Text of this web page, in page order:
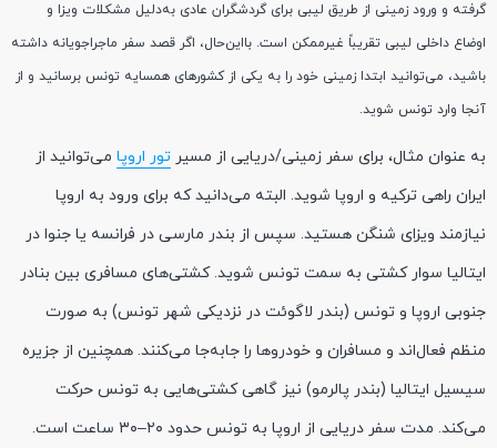
گرفته و ورود زمینی از طریق لیبی برای گردشگران عادی به‌دلیل مشکلات ویزا و
اوضاع داخلی لیبی تقریباً غیرممکن است. بااین‌حال، اگر قصد سفر ماجراجویانه داشته
باشید، می‌توانید ابتدا زمینی خود را به یکی از کشورهای همسایه تونس برسانید و از
آنجا وارد تونس شوید.
به عنوان مثال، برای سفر زمینی/دریایی از مسیر تور اروپا می‌توانید از
ایران راهی ترکیه و اروپا شوید. البته می‌دانید که برای ورود به اروپا
نیازمند ویزای شنگن هستید. سپس از بندر مارسی در فرانسه یا جنوا در
ایتالیا سوار کشتی به سمت تونس شوید. کشتی‌های مسافری بین بنادر
جنوبی اروپا و تونس (بندر لاگوئت در نزدیکی شهر تونس) به صورت
منظم فعال‌اند و مسافران و خودروها را جا‌به‌جا می‌کنند. همچنین از جزیره
سیسیل ایتالیا (بندر پالرمو) نیز گاهی کشتی‌هایی به تونس حرکت
می‌کند. مدت سفر دریایی از اروپا به تونس حدود ۲۰–۳۰ ساعت است.